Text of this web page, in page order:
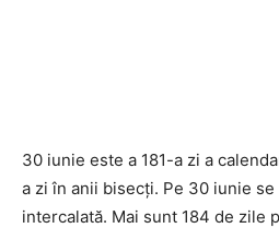
30 iunie este a 181-a zi a
a zi în anii bisecți. Pe 30 iunie
intercalată. Mai sunt 184 de zile